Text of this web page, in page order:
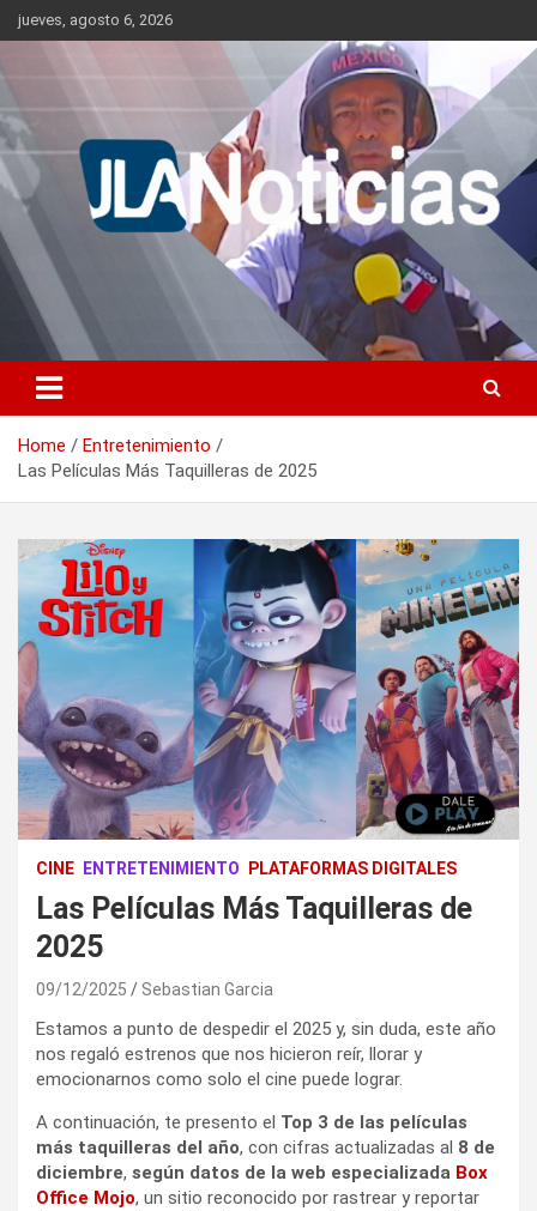
Skip
to
jueves, agosto 6, 2026
Jlanoticias
Información relevante en tiempo real.
Home
Entretenimiento
Las Películas Más Taquilleras de 2025
CINE ENTRETENIMIENTO PLATAFORMAS DIGITALES
Las Películas Más Taquilleras de
2025
09/12/2025 Sebastian Garcia
Estamos a punto de despedir el 2025 y, sin duda, este año
nos regaló estrenos que nos hicieron reír, llorar y
emocionarnos como solo el cine puede lograr.
A continuación, te presento el Top 3 de las películas
más taquilleras del año, con cifras actualizadas al 8 de
diciembre, según datos de la web especializada Box
Office Mojo, un sitio reconocido por rastrear y reportar